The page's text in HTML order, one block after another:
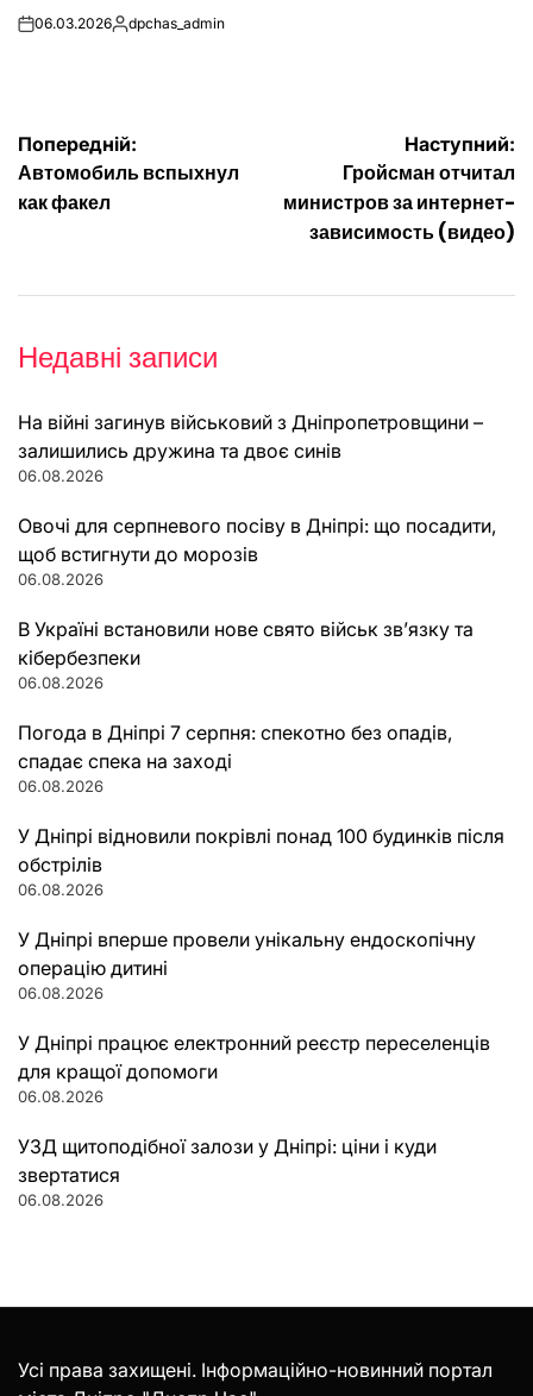
on06.03.2026Опубліковано
dpchas_admin
Навігація
записів
Попередній:
Автомобиль вспыхнул
как факел
Наступний:
Гройсман отчитал
министров за интернет-
зависимость (видео)
Недавні записи
На війні загинув військовий з Дніпропетровщини –
залишились дружина та двоє синів
06.08.2026
Овочі для серпневого посіву в Дніпрі: що посадити,
щоб встигнути до морозів
06.08.2026
В Україні встановили нове свято військ зв’язку та
кібербезпеки
06.08.2026
Погода в Дніпрі 7 серпня: спекотно без опадів,
спадає спека на заході
06.08.2026
У Дніпрі відновили покрівлі понад 100 будинків після
обстрілів
06.08.2026
У Дніпрі вперше провели унікальну ендоскопічну
операцію дитині
06.08.2026
У Дніпрі працює електронний реєстр переселенців
для кращої допомоги
06.08.2026
УЗД щитоподібної залози у Дніпрі: ціни і куди
звертатися
06.08.2026
Усі права захищені. Інформаційно-новинний портал